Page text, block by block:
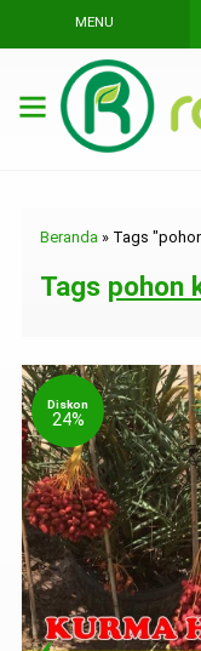
MENU
Beranda » Tags
Tags pohon
Diskon
24%